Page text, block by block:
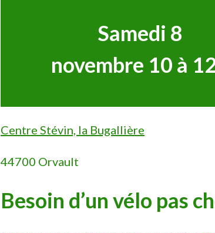
Samedi 8
novembre 10 à
Centre Stévin, la Bugallière
44700 Orvault
Besoin d’un vélo pas